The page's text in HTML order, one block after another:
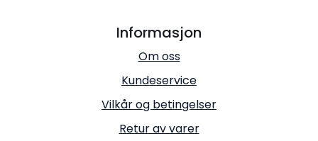
Informasjon
Om oss
Kundeservice
Vilkår og betingelser
Retur av varer